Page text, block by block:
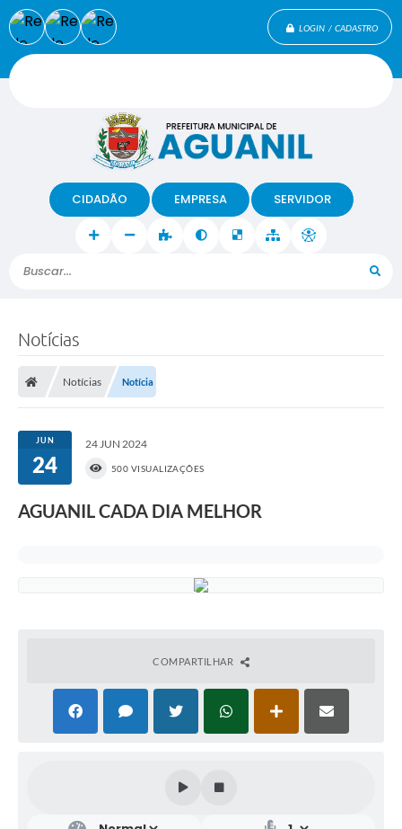
LOGIN / CADASTRO
Buscar...
CIDADÃO EMPRESA SERVIDOR
Notícias
Notícias Notícia
JUN
24
24 JUN 2024
500 VISUALIZAÇÕES
AGUANIL CADA DIA MELHOR
COMPARTILHAR